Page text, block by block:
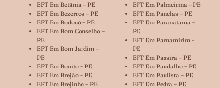
EFT Em Betânia – PE
EFT Em Bezerros – PE
EFT Em Bodocó – PE
EFT Em Bom Conselho –
PE
EFT Em Bom Jardim –
PE
EFT Em Bonito – PE
EFT Em Brejão – PE
EFT Em Brejinho – PE
EFT Em Palmeirina – PE
EFT Em Panelas – PE
EFT Em Paranatama –
PE
EFT Em Parnamirim –
PE
EFT Em Passira – PE
EFT Em Paudalho – PE
EFT Em Paulista – PE
EFT Em Pedra – PE